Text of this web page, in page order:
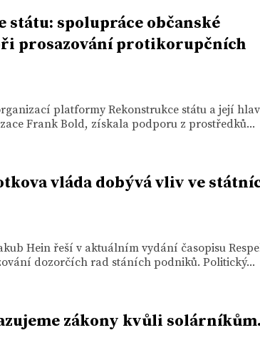
státu: spolupráce občanské
prosazování protikorupčních
platformy Rekonstrukce státu a její
Frank Bold, získala podporu z prostředků...
vláda dobývá vliv ve
Hein řeší v aktuálním vydání časopisu
dozorčích rad stáních podniků. Politický...
zákony kvůli